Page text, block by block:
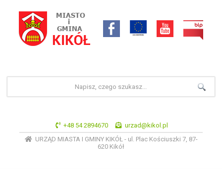
+48 54 2894670
urzad@kikol.pl
URZĄD MIASTA I GMINY KIKÓŁ - ul. Plac Kościuszki 7, 87-
620 Kikół